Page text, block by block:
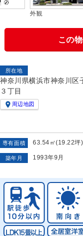
この
所在地
神奈川県横浜市神奈川区
３丁目
 周辺地図
専有面積 63.54㎡(19.22坪)
築年月 1993年9月